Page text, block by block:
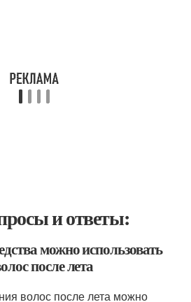
и ответы:
можно использовать
после лета
волос после лета можно